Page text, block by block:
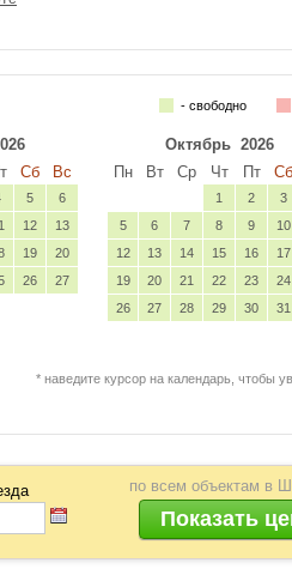
- свободно
Сб Вс
5
6
12
13
19
20
26
27
Октябрь 2026
Пн
Вт Ср Чт Пт Сб
1 2 3
5
6 7 8 9 10
12
13 14 15 16 17
19
20 21 22 23 24
26
27 28 29 30 31
* наведите курсор на календарь, чтобы
по всем объектам в